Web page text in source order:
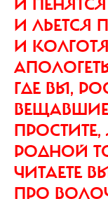
И
И ЛЬЕТСЯ
И
ГДЕ ВЫ,
ВЕЩАВШИЕ
РОДНОЙ
ЧИТАЕТЕ
ПРО